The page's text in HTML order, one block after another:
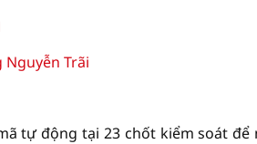
Trãi
tự động tại 23 chốt kiểm soát để